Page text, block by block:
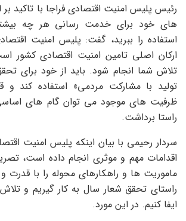
رئیس پلیس امنیت اقتصادی فراجا با تاکید بر
های خود برای خدمت رسانی هر چه
استفاده را ببرید، گفت: پلیس امنیت
ارکان اصلی تامین امنیت اقتصادی کشور
تلاش شما انجام شود. باید از خود برای
تولید با مشارکت مردمی» استفاده کند و
ظرفیت های موجود می توان گام های
راستا برداشت.
سردار رحیمی با بیان اینکه پلیس امنیت
اقدامات مهم و موثری انجام داده است،
ماموریت ها و راهکارهای محوله را با
راستای تحقق شعار سال به کار گیریم و
ایفا کنیم. در این مورد.